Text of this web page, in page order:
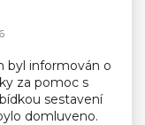
5 hvězdiček.
byl informován o
za pomoc s
sestavení
domluveno.